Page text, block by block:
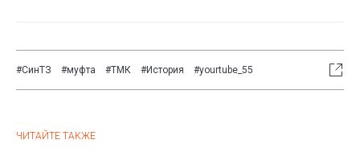
#СинТЗ #муфта #ТМК #История #yourtube_55
ЧИТАЙТЕ ТАКЖЕ